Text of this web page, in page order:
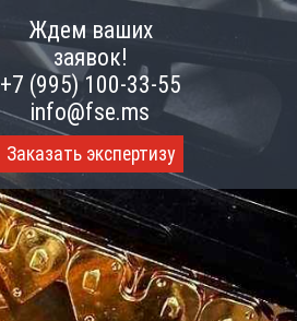
Ждем ваших
заявок!
+7 (995) 100-33-55
info@fse.ms
Заказать экспертизу